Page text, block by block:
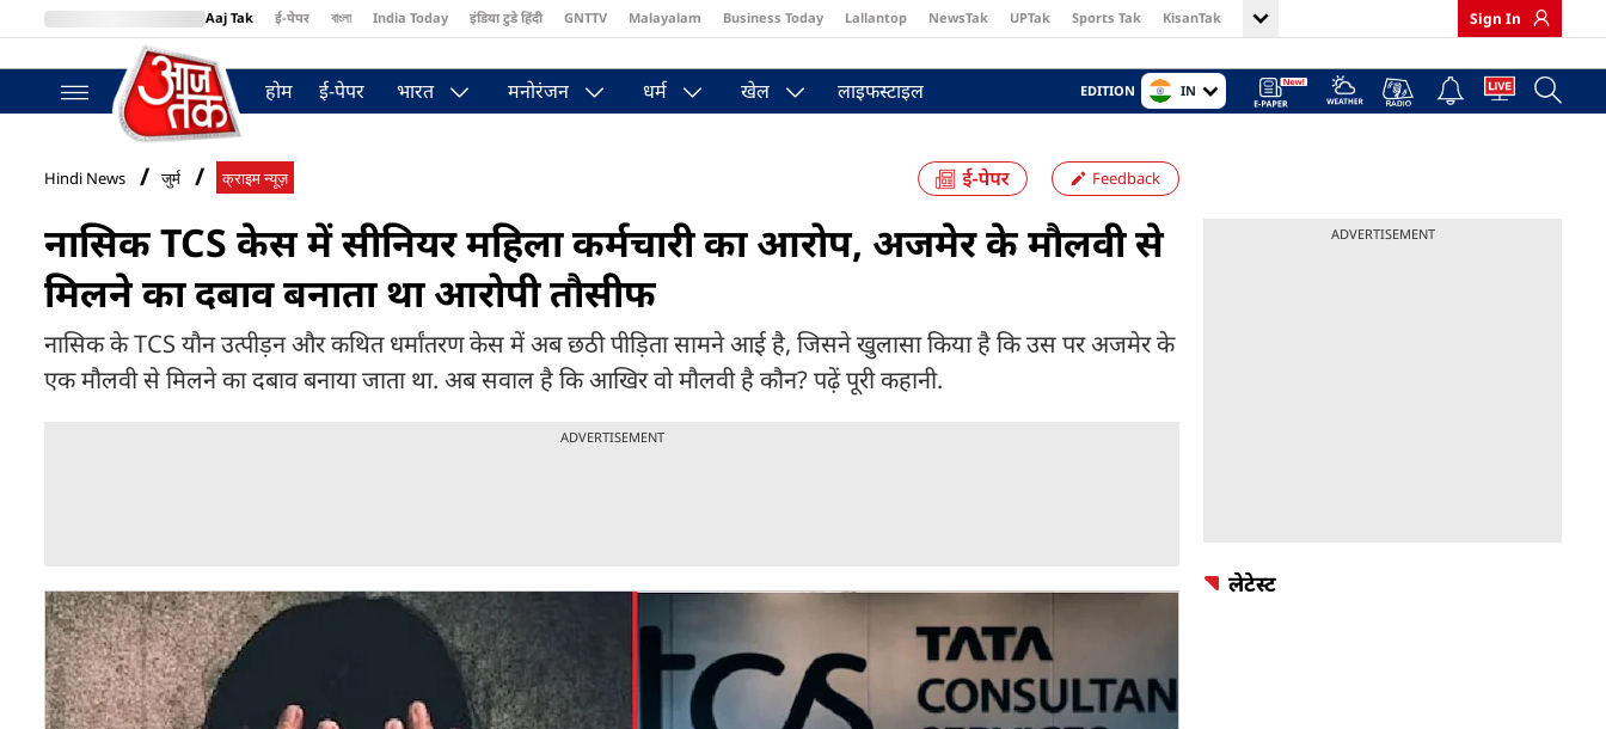
Aaj Tak ई-पेपर বাংলা India Today इंडिया टुडे हिंदी GNTTV Malayalam Business Today Lallantop NewsTak UPTak Sports Tak KisanTak
BT Bazaar
Sign In
होम ई-पेपर भारत मनोरंजन धर्म खेल लाइफस्टाइल EDITION IN
Hindi News जुर्म क्राइम न्यूज़ Feedback
नासिक TCS केस में सीनियर महिला कर्मचारी का आरोप, अजमेर के मौलवी से
मिलने का दबाव बनाता था आरोपी तौसीफ
नासिक के TCS यौन उत्पीड़न और कथित धर्मांतरण केस में अब छठी पीड़िता सामने आई है, जिसने खुलासा किया है कि उस पर अजमेर के
एक मौलवी से मिलने का दबाव बनाया जाता था. अब सवाल है कि आखिर वो मौलवी है कौन? पढ़ें पूरी कहानी.
ADVERTISEMENT
ADVERTISEMENT
लेटेस्ट